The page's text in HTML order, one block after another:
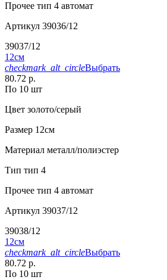
Прочее тип 4 автомат
Артикул 39036/12
39037/12
12см
checkmark_alt_circleВыбрать
80.72 р.
По 10 шт
Цвет золото/серый
Размер 12см
Материал металл/полиэстер
Тип тип 4
Прочее тип 4 автомат
Артикул 39037/12
39038/12
12см
checkmark_alt_circleВыбрать
80.72 р.
По 10 шт